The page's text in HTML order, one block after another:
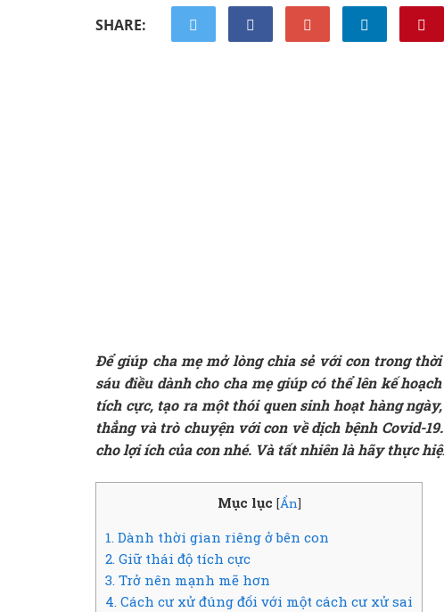
SHARE:
Để giúp cha mẹ mở lòng chia sẻ với con trong
sáu điều dành cho cha mẹ giúp có thể lên kế
tích cực, tạo ra một thói quen sinh hoạt hàng
thẳng và trò chuyện với con về dịch bệnh Covid-
cho lợi ích của con nhé. Và tất nhiên là hãy thực
Mục lục [Ẩn]
1. Dành thời gian riêng ở bên con
2. Giữ thái độ tích cực
3. Trở nên mạnh mẽ hơn
4. Cách cư xử đúng đối với một cách cư xử sai